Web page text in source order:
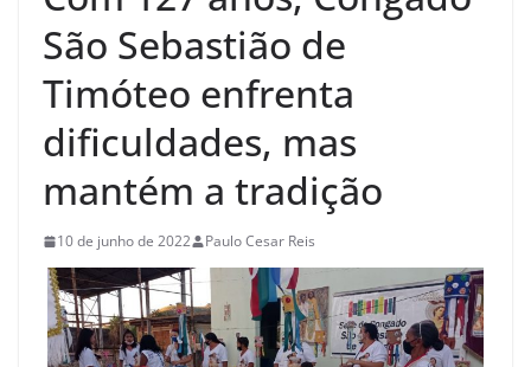
São Sebastião de
Timóteo enfrenta
dificuldades, mas
mantém a tradição
10 de junho de 2022 Paulo Cesar Reis